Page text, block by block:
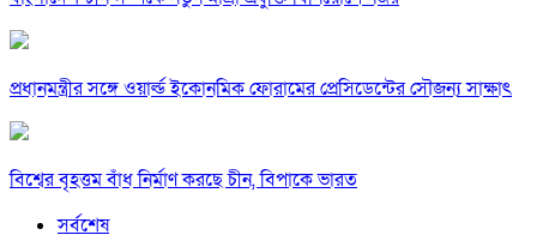
প্রধানমন্ত্রীর সঙ্গে ওয়ার্ল্ড ইকোনমিক ফোরামের প্রেসিডেন্টের সৌজন্য সাক্ষাৎ
বিশ্বের বৃহত্তম বাঁধ নির্মাণ করছে চীন, বিপাকে ভারত
সর্বশেষ